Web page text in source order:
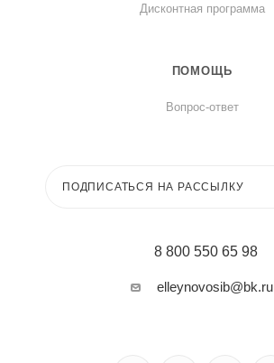
Дисконтная программа
ПОМОЩЬ
Вопрос-ответ
ПОДПИСАТЬСЯ НА РАССЫЛКУ
8 800 550 65 98
elleynovosib@bk.ru